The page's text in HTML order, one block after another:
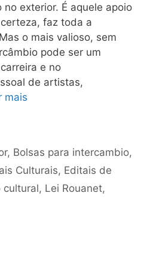
exterior. É aquele apoio
faz toda a
o mais valioso, sem
pode ser um
e no
de artistas,
mais
, Bolsas para intercambio,
Culturais, Editais de
cultural, Lei Rouanet,